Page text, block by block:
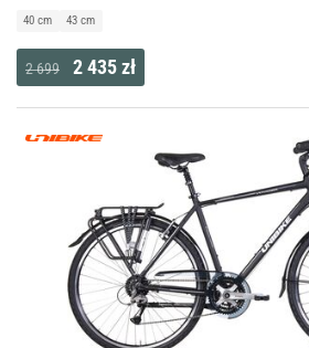
40 cm 43 cm
2 699 2 435 zł